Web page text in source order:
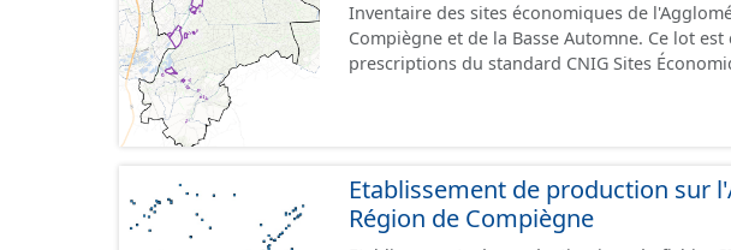
Inventaire des sites économiques de
Compiègne et de la Basse Automne. Ce lot
prescriptions du standard CNIG Sites
Etablissement de production sur
Région de Compiègne